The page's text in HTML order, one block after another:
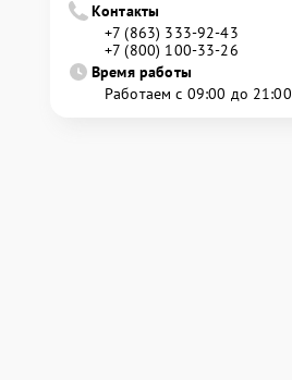
Контакты
+7 (863) 333-92-43
+7 (800) 100-33-26
Время работы
Работаем с 09:00 до 21:00